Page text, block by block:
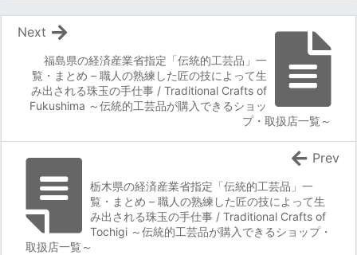
福島県の経済産業省指定「伝統的工芸品」一
覧・まとめ – 職人の熟練した匠の技によって生
み出される珠玉の手仕事 / Traditional Crafts of
Fukushima ～伝統的工芸品が購入できるショッ
プ・取扱店一覧～
Next
栃木県の経済産業省指定「伝統的工芸品」一
覧・まとめ – 職人の熟練した匠の技によって生
み出される珠玉の手仕事 / Traditional Crafts of
Tochigi ～伝統的工芸品が購入できるショップ・
取扱店一覧～
Prev